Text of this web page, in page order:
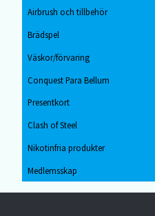
Airbrush och tillbehör
Brädspel
Väskor/förvaring
Conquest Para Bellum
Presentkort
Clash of Steel
Nikotinfria produkter
Medlemsskap